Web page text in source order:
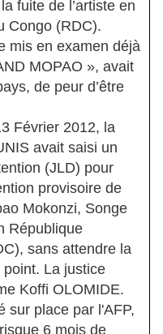
fuite de l’artiste en
Congo (RDC).
mis en examen déjà
MOPAO », avait
de peur d’être
Février 2012, la
avait saisi un
(JLD) pour
provisoire de
Mokonzi, Songe
République
sans attendre la
La justice
Koffi OLOMIDE.
sur place par l'AFP,
6 mois de